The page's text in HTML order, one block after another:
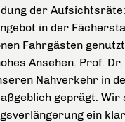
der
in der
Fahrgästen
Ansehen. Prof.
Nahverkehr in
geprägt. Wir
ein